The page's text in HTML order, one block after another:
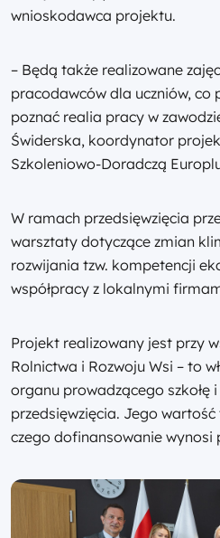
wnioskodawca projektu.
– Będą także realizowane
pracodawców dla uczniów, co
poznać realia pracy w
Świderska, koordynator
Szkoleniowo-Doradczą
W ramach przedsięwzięcia
warsztaty dotyczące zmian
rozwijania tzw. kompetencji
współpracy z lokalnymi
Projekt realizowany jest przy
Rolnictwa i Rozwoju Wsi – to
organu prowadzącego szkołę
przedsięwzięcia. Jego wartość
czego dofinansowanie wynosi